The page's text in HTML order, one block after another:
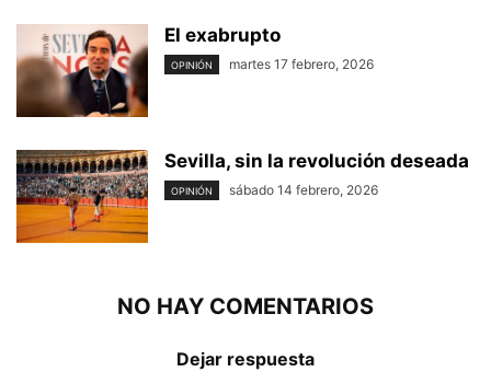
El exabrupto
OPINIÓN martes 17 febrero, 2026
Sevilla, sin la revolución deseada
OPINIÓN sábado 14 febrero, 2026
NO HAY COMENTARIOS
Dejar respuesta